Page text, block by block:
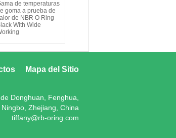
de temperaturas
goma a prueba de
de NBR O Ring
With Wide
Mapa del Sitio
Donghuan, Fenghua,
Ningbo, Zhejiang, China
tiffany@rb-oring.com